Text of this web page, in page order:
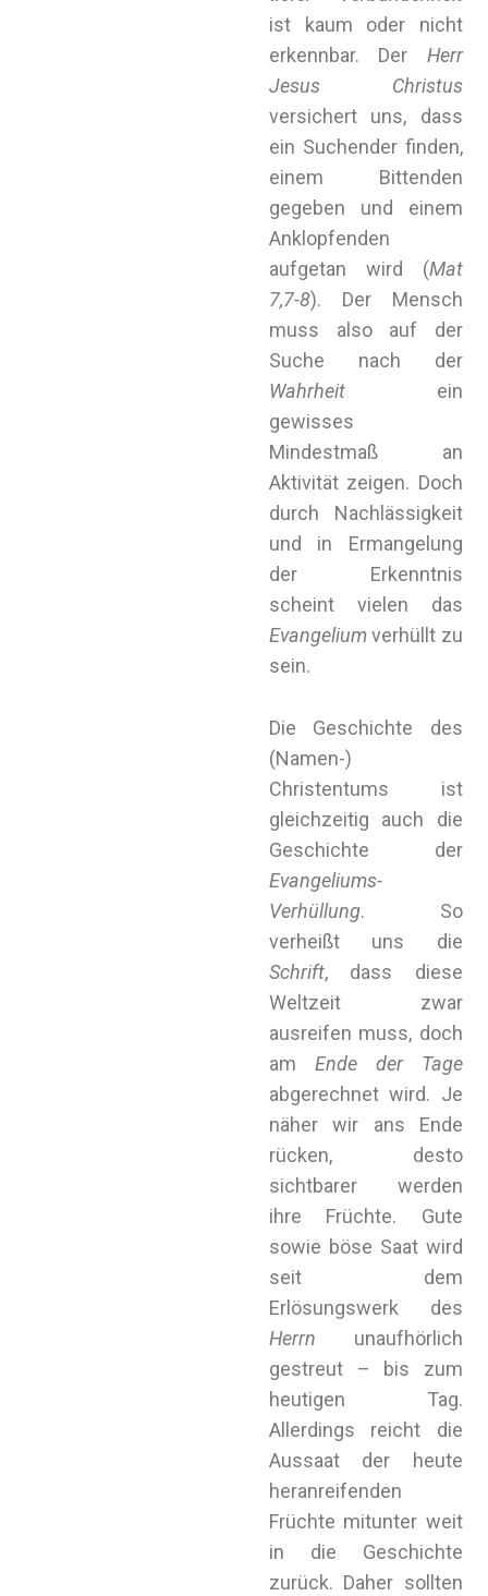
ist kaum oder nicht
erkennbar. Der Herr
Jesus Christus
versichert uns, dass
ein Suchender finden,
einem Bittenden
gegeben und einem
Anklopfenden
aufgetan wird (Mat
7,7-8). Der Mensch
muss also auf der
Suche nach der
Wahrheit ein
gewisses
Mindestmaß an
Aktivität zeigen. Doch
durch Nachlässigkeit
und in Ermangelung
der Erkenntnis
scheint vielen das
Evangeliumverhüllt zu
sein.
Die Geschichte des
(Namen-)
Christentums ist
gleichzeitig auch die
Geschichte der
Evangeliums-
Verhüllung. So
verheißt uns die
Schrift, dass diese
Weltzeit zwar
ausreifen muss, doch
amEnde der Tage
abgerechnet wird. Je
näher wir ans Ende
rücken, desto
sichtbarer werden
ihre Früchte. Gute
sowie böse Saat wird
seit dem
Erlösungswerk des
Herrn unaufhörlich
gestreut – bis zum
heutigen Tag.
Allerdings reicht die
Aussaat der heute
heranreifenden
Früchte mitunter weit
in die Geschichte
zurück. Daher sollten